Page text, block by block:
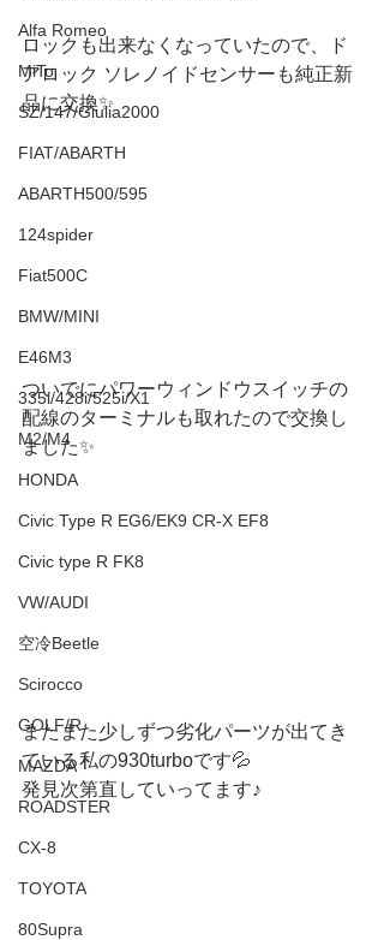
Alfa Romeo
MiTo
SZ/147/Giulia2000
FIAT/ABARTH
ABARTH500/595
124spider
Fiat500C
BMW/MINI
E46M3
335i/428i/525i/X1
M2/M4
HONDA
Civic Type R EG6/EK9 CR-X EF8
Civic type R FK8
VW/AUDI
空冷Beetle
Scirocco
GOLF/R
MAZDA
ROADSTER
CX-8
TOYOTA
80Supra
ロックも出来なくなっていたので、ド
アロック ソレノイドセンサーも純正新
品に交換✨
ついでにパワーウィンドウスイッチの
配線のターミナルも取れたので交換し
ました✨
またまた少しずつ劣化パーツが出てき
ている私の930turboです💦
発見次第直していってます♪